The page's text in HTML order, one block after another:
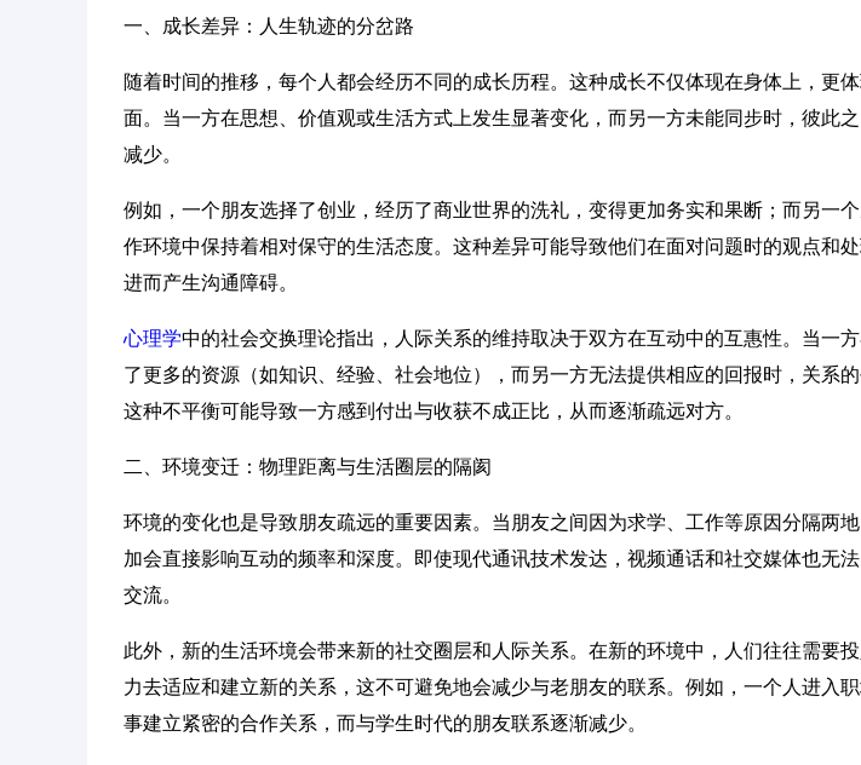
一、成长差异：人生轨迹的分岔路
随着时间的推移，每个人都会经历不同的成长历程。这种成长不仅体现在身体上，更
面。当一方在思想、价值观或生活方式上发生显著变化，而另一方未能同步时，彼此
减少。
例如，一个朋友选择了创业，经历了商业世界的洗礼，变得更加务实和果断；而另一
作环境中保持着相对保守的生活态度。这种差异可能导致他们在面对问题时的观点和处
进而产生沟通障碍。
心理学中的社会交换理论指出，人际关系的维持取决于双方在互动中的互惠性。当一
了更多的资源（如知识、经验、社会地位），而另一方无法提供相应的回报时，关系的
这种不平衡可能导致一方感到付出与收获不成正比，从而逐渐疏远对方。
二、环境变迁：物理距离与生活圈层的隔阂
环境的变化也是导致朋友疏远的重要因素。当朋友之间因为求学、工作等原因分隔两
加会直接影响互动的频率和深度。即使现代通讯技术发达，视频通话和社交媒体也无
交流。
此外，新的生活环境会带来新的社交圈层和人际关系。在新的环境中，人们往往需要
力去适应和建立新的关系，这不可避免地会减少与老朋友的联系。例如，一个人进入
事建立紧密的合作关系，而与学生时代的朋友联系逐渐减少。